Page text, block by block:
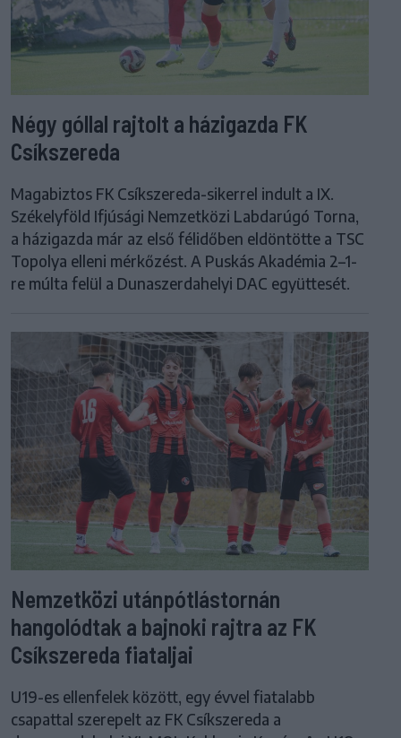
Négy góllal rajtolt a házigazda FK
Csíkszereda
Magabiztos FK Csíkszereda-sikerrel indult a IX.
Székelyföld Ifjúsági Nemzetközi Labdarúgó Torna,
a házigazda már az első félidőben eldöntötte a TSC
Topolya elleni mérkőzést. A Puskás Akadémia 2–1-
re múlta felül a Dunaszerdahelyi DAC együttesét.
Nemzetközi utánpótlástornán
hangolódtak a bajnoki rajtra az FK
Csíkszereda fiataljai
U19-es ellenfelek között, egy évvel fiatalabb
csapattal szerepelt az FK Csíkszereda a